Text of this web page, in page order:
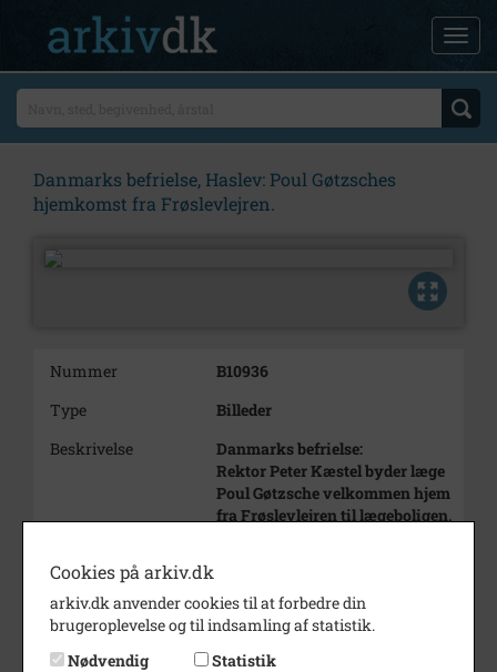
Danmarks befrielse, Haslev: Poul Gøtzsches
hjemkomst fra Frøslevlejren.
Nummer
B10936
Type
Billeder
Beskrivelse
Danmarks befrielse:
Rektor Peter Kæstel byder læge
Poul Gøtzsche velkommen hjem
fra Frøslevlejren til lægeboligen,
Årstal
Dateringsnote
6. maj 1945
Fotograf
Ukendt
Cookies på arkiv.dk
arkiv.dk anvender cookies til at forbedre din
brugeroplevelse og til indsamling af statistik.
Nødvendig
Statistik